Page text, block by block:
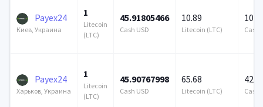
Payex24
Киев, Украина
1
Litecoin
(LTC)
45.91805466
Cash USD
10.89
Litecoin (LTC)
10
Cash
Payex24
Харьков, Украина
1
Litecoin
(LTC)
45.90767998
Cash USD
65.68
Litecoin (LTC)
425
Cash